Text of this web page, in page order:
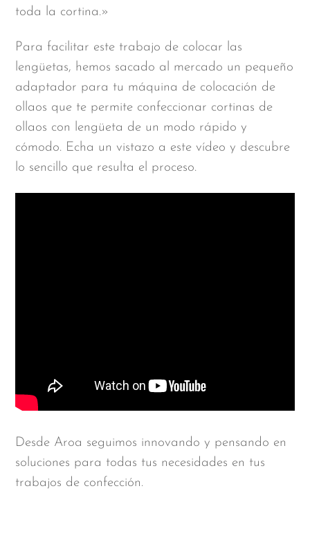
toda la cortina.»
Para facilitar este trabajo de colocar las
lengüetas, hemos sacado al mercado un pequeño
adaptador para tu máquina de colocación de
ollaos que te permite confeccionar cortinas de
ollaos con lengüeta de un modo rápido y
cómodo. Echa un vistazo a este vídeo y descubre
lo sencillo que resulta el proceso.
Desde Aroa seguimos innovando y pensando en
soluciones para todas tus necesidades en tus
trabajos de confección.